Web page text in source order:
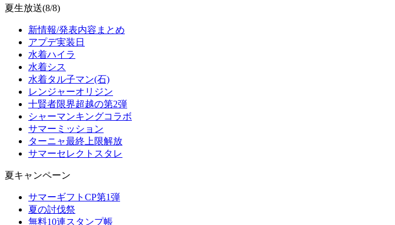
夏生放送(8/8)
新情報/発表内容まとめ
アプデ実装日
水着ハイラ
水着シス
水着タル子マン(石)
レンジャーオリジン
十賢者限界超越の第2弾
シャーマンキングコラボ
サマーミッション
ターニャ最終上限解放
サマーセレクトスタレ
夏キャンペーン
サマーギフトCP第1弾
夏の討伐祭
無料10連スタンプ帳